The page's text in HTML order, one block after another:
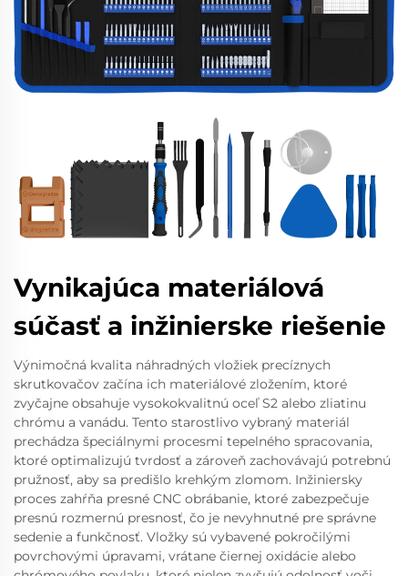
Vynikajúca materiálová
súčasť a inžinierske riešenie
Výnimočná kvalita náhradných vložiek precíznych
skrutkovačov začína ich materiálové zložením, ktoré
zvyčajne obsahuje vysokokvalitnú oceľ S2 alebo zliatinu
chrómu a vanádu. Tento starostlivo vybraný materiál
prechádza špeciálnymi procesmi tepelného spracovania,
ktoré optimalizujú tvrdosť a zároveň zachovávajú potrebnú
pružnosť, aby sa predišlo krehkým zlomom. Inžiniersky
proces zahŕňa presné CNC obrábanie, ktoré zabezpečuje
presnú rozmernú presnosť, čo je nevyhnutné pre správne
sedenie a funkčnosť. Vložky sú vybavené pokročilými
povrchovými úpravami, vrátane čiernej oxidácie alebo